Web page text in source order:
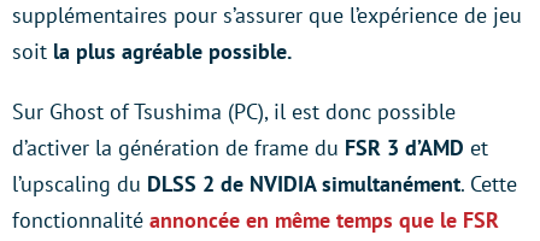
supplémentaires pour s’assurer que l’expérience de jeu
soit la plus agréable possible.
Sur Ghost of Tsushima (PC), il est donc possible
d’activer la génération de frame du FSR 3 d’AMD et
l’upscaling du DLSS 2 de NVIDIA simultanément. Cette
fonctionnalité annoncée en même temps que le FSR